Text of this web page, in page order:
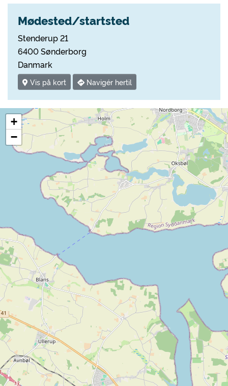
Mødested/startsted
Stenderup 21
6400 Sønderborg
Danmark
Vis på kort Navigér hertil
+
−